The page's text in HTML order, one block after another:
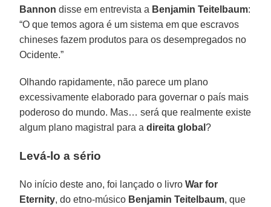
Bannon disse em entrevista a Benjamin Teitelbaum:
“O que temos agora é um sistema em que escravos
chineses fazem produtos para os desempregados no
Ocidente.”
Olhando rapidamente, não parece um plano
excessivamente elaborado para governar o país mais
poderoso do mundo. Mas… será que realmente existe
algum plano magistral para adireita global?
Levá-lo a sério
No início deste ano, foi lançado o livroWar for
Eternity, do etno-músico Benjamin Teitelbaum, que